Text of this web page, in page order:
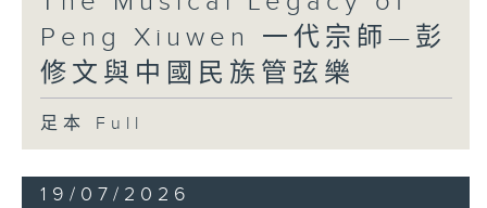
Peng Xiuwen 一代宗師—彭
修文與中國民族管弦樂
足本 Full
19/07/2026